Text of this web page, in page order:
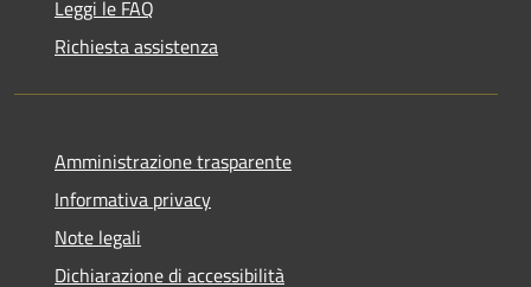
Leggi le FAQ
Richiesta assistenza
Amministrazione trasparente
Informativa privacy
Note legali
Dichiarazione di accessibilità